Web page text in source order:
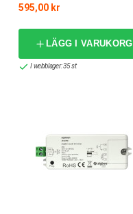
595,00 kr
LÄGG I VARUKORG
I webblager: 35 st